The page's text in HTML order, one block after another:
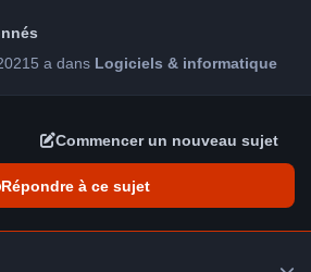
5 a dans Logiciels & informatique
Commencer un nouveau sujet
Répondre à ce sujet